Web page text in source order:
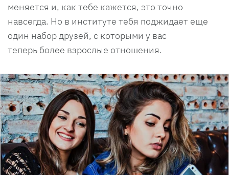
меняется и, как тебе кажется, это точно
навсегда. Но в институте тебя поджидает еще
один набор друзей, с которыми у вас
теперь более взрослые отношения.